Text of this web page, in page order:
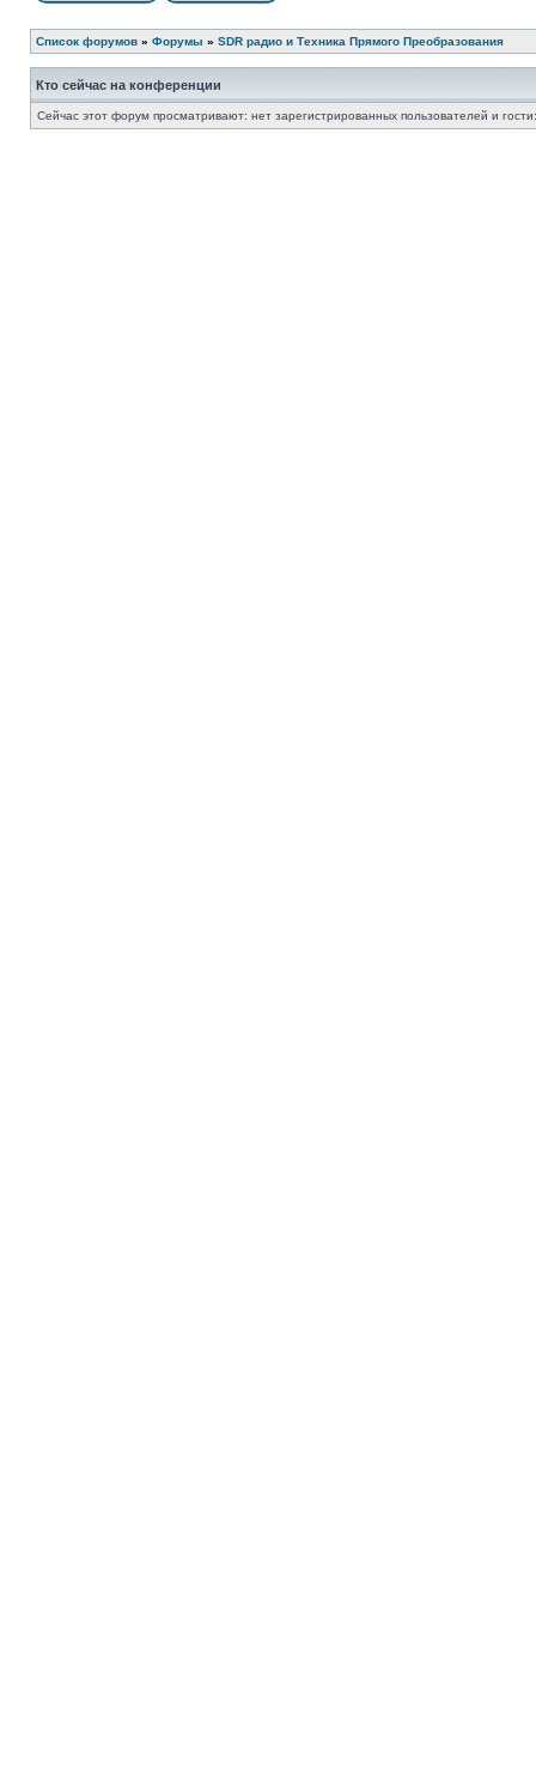
Список форумов » Форумы » SDR радио и Техника Прямого Преобразования
Кто сейчас на конференции
Сейчас этот форум просматривают: нет зарегистрированных пользователей и